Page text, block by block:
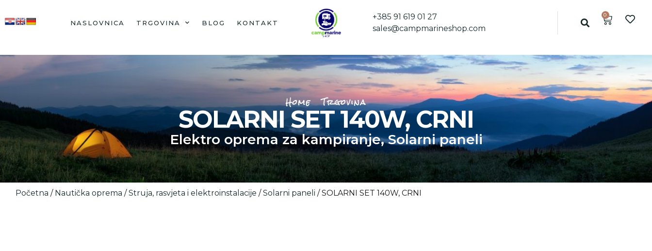
NASLOVNICA TRGOVINA BLOG KONTAKT
+385 91 619 01 27
sales@campmarineshop.com
0
Home Trgovina
SOLARNI SET 140W, CRNI
Elektro oprema za kampiranje,Solarni paneli
Početna / Nautička oprema /Struja, rasvjeta i elektroinstalacije /Solarni paneli / SOLARNI SET 140W, CRNI